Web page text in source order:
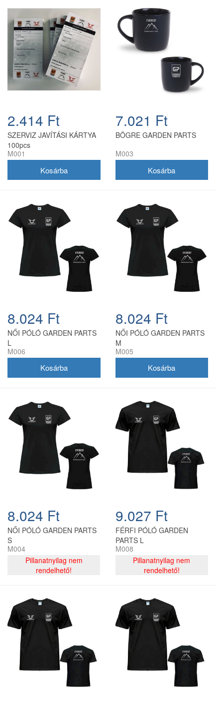
2.414 Ft
SZERVIZ JAVÍTÁSI KÁRTYA
100pcs
M001
7.021 Ft
BÖGRE GARDEN PARTS
M003
8.024 Ft
NŐI PÓLÓ GARDEN PARTS
L
M006
8.024 Ft
NŐI PÓLÓ GARDEN PARTS
M
M005
8.024 Ft
NŐI PÓLÓ GARDEN PARTS
S
M004
Pillanatnyilag nem
rendelhető!
9.027 Ft
FÉRFI PÓLÓ GARDEN
PARTS L
M008
Pillanatnyilag nem
rendelhető!